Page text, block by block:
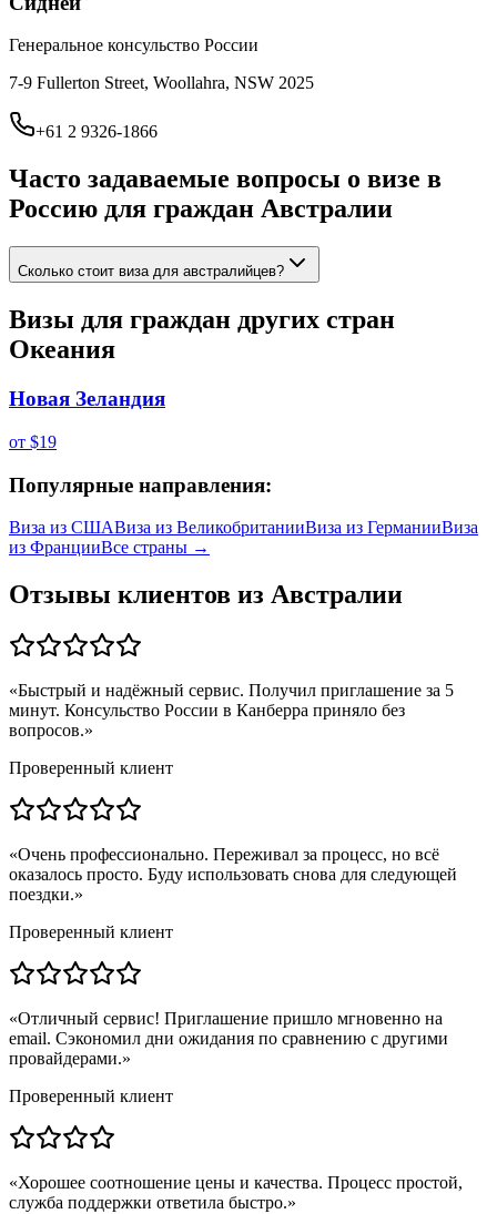
Генеральное консульство России
7-9 Fullerton Street, Woollahra, NSW 2025
+61 2 9326-1866
Часто задаваемые вопросы о визе в
Россию для граждан Австралии
Сколько стоит виза для австралийцев?
Визы для граждан других стран
Океания
Новая Зеландия
от $19
Популярные направления:
Виза из СШАВиза из ВеликобританииВиза из ГерманииВиза
из ФранцииВсе страны →
Отзывы клиентов из Австралии
«Быстрый и надёжный сервис. Получил приглашение за 5
минут. Консульство России в Канберра приняло без
вопросов.»
Проверенный клиент
«Очень профессионально. Переживал за процесс, но всё
оказалось просто. Буду использовать снова для следующей
поездки.»
Проверенный клиент
«Отличный сервис! Приглашение пришло мгновенно на
email. Сэкономил дни ожидания по сравнению с другими
провайдерами.»
Проверенный клиент
«Хорошее соотношение цены и качества. Процесс простой,
служба поддержки ответила быстро.»